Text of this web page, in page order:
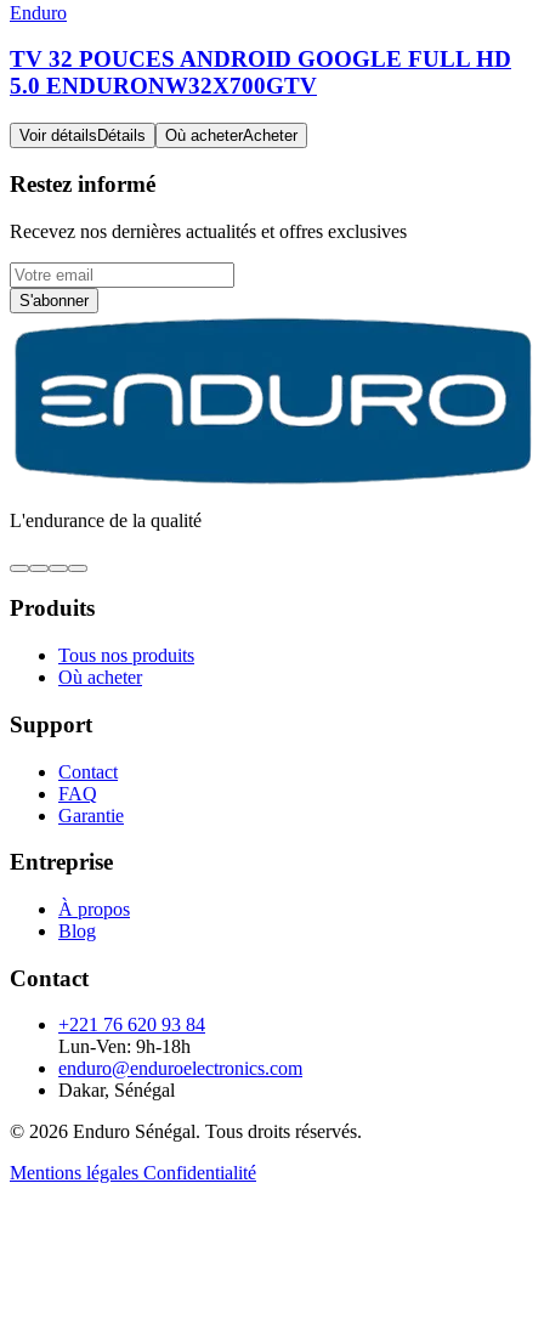
Enduro
TV 32 POUCES ANDROID GOOGLE FULL HD
5.0 ENDURONW32X700GTV
Voir détails Détails Où acheterAcheter
Restez informé
Recevez nos dernières actualités et offres exclusives
S'abonner
L'endurance de la qualité
Produits
Tous nos produits
Où acheter
Support
Contact
FAQ
Garantie
Entreprise
À propos
Blog
Contact
+221 76 620 93 84
Lun-Ven: 9h-18h
enduro@enduroelectronics.com
Dakar, Sénégal
© 2026 Enduro Sénégal. Tous droits réservés.
Mentions légales Confidentialité